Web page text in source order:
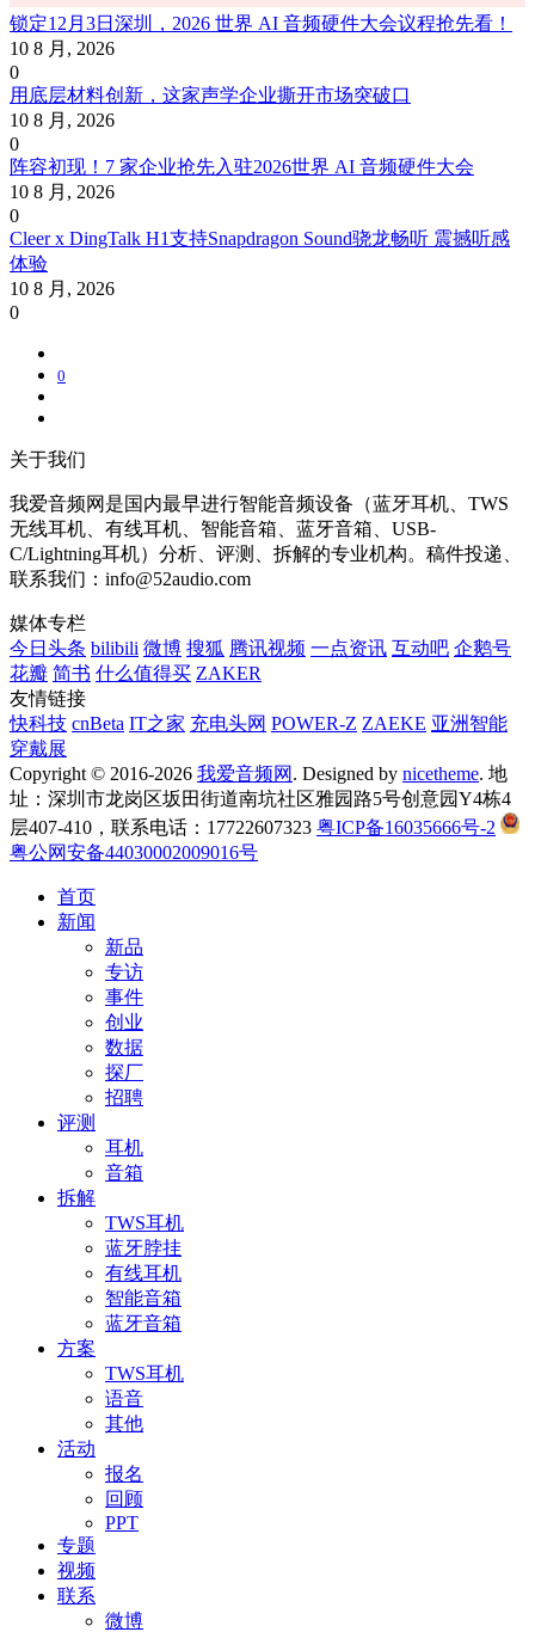
锁定12月3日深圳，2026 世界 AI 音频硬件大会议程抢先看！
10 8 月, 2026
0
用底层材料创新，这家声学企业撕开市场突破口
10 8 月, 2026
0
阵容初现！7 家企业抢先入驻2026世界 AI 音频硬件大会
10 8 月, 2026
0
Cleer x DingTalk H1支持Snapdragon Sound骁龙畅听 震撼听感
体验
10 8 月, 2026
0
0
关于我们
我爱音频网是国内最早进行智能音频设备（蓝牙耳机、TWS
无线耳机、有线耳机、智能音箱、蓝牙音箱、USB-
C/Lightning耳机）分析、评测、拆解的专业机构。稿件投递、
联系我们：info@52audio.com
媒体专栏
今日头条 bilibili 微博 搜狐 腾讯视频 一点资讯 互动吧 企鹅号
花瓣 简书 什么值得买 ZAKER
友情链接
快科技 cnBeta IT之家 充电头网 POWER-Z ZAEKE 亚洲智能
穿戴展
Copyright © 2016-2026 我爱音频网 . Designed by nicetheme. 地
址：深圳市龙岗区坂田街道南坑社区雅园路5号创意园Y4栋4
层407-410，联系电话：17722607323 粤ICP备16035666号-2
粤公网安备44030002009016号
首页
新闻
新品
专访
事件
创业
数据
探厂
招聘
评测
耳机
音箱
拆解
TWS耳机
蓝牙脖挂
有线耳机
智能音箱
蓝牙音箱
方案
TWS耳机
语音
其他
活动
报名
回顾
PPT
专题
视频
联系
微博